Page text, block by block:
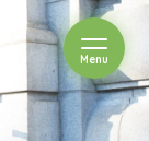
Menuを開閉